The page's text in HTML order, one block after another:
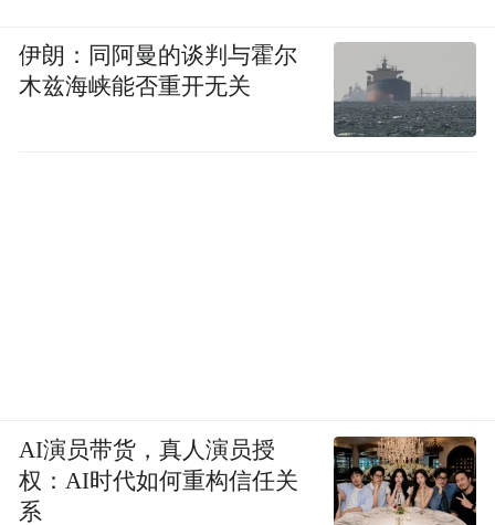
伊朗：同阿曼的谈判与霍尔
木兹海峡能否重开无关
AI演员带货，真人演员授
权：AI时代如何重构信任关
系